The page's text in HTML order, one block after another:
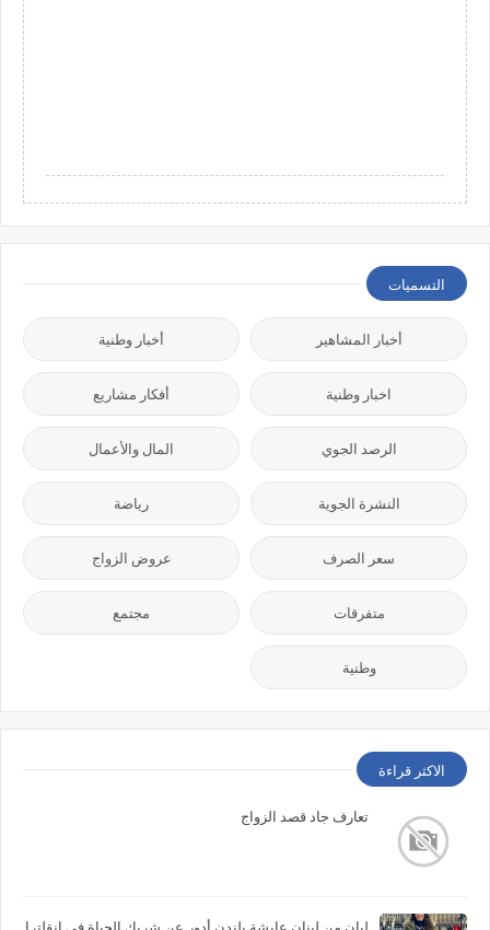
التسميات
أخبار المشاهير أخبار وطنية
اخبار وطنية أفكار مشاريع
الرصد الجوي المال والأعمال
النشرة الجوية رياضة
سعر الصرف عروض الزواج
متفرقات مجتمع
وطنية
الاكثر قراءة
تعارف جاد قصد الزواج